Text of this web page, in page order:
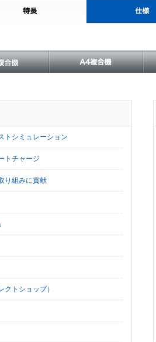
トシミュレーション
トチャージ
り組みに貢献
トショップ）